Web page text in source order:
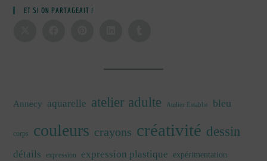
ET SI ON PARTAGEAIT !
Annecy aquarelle atelier adulte Atelier Establie bleu
corps couleurs crayons créativité dessin
détails expression expression plastique expérimentation